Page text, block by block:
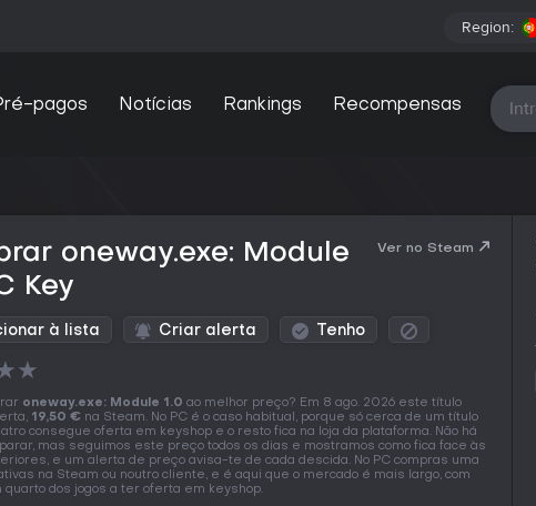
Region:
pagos Notícias Rankings Recompensas
oneway.exe: Module
Key
Ver no Steam
à lista Criar alerta Tenho
★
oneway.exe: Module 1.0 ao melhor preço? Em 8 ago. 2026 este título
19,50 € na Steam. No PC é o caso habitual, porque só cerca de um título
consegue oferta em keyshop e o resto fica na loja da plataforma. Não há
mas seguimos este preço todos os dias e mostramos como fica face às
e um alerta de preço avisa-te de cada descida. No PC compras uma
na Steam ou noutro cliente, e é aqui que o mercado é mais largo, com
quarto dos jogos a ter oferta em keyshop.